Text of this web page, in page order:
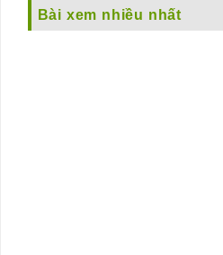
Bài xem nhiều nhất